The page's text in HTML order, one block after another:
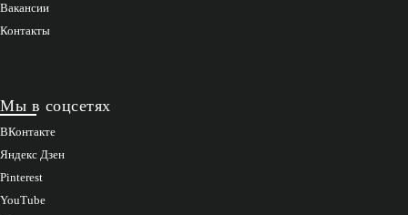
Вакансии
Контакты
Мы в соцсетях
ВКонтакте
Яндекс Дзен
Pinterest
YouTube